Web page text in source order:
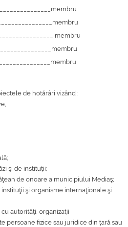
________________ membru
de hotărâri vizând :
şi de instituţii;
de onoare a municipiului Mediaş;
şi organisme internaţionale şi
autorităţi, organizaţii
persoane fizice sau juridice din ţară sau